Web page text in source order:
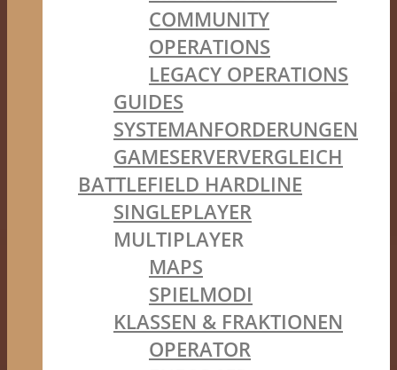
COMMUNITY
OPERATIONS
LEGACY OPERATIONS
GUIDES
SYSTEMANFORDERUNGEN
GAMESERVERVERGLEICH
BATTLEFIELD HARDLINE
SINGLEPLAYER
MULTIPLAYER
MAPS
SPIELMODI
KLASSEN & FRAKTIONEN
OPERATOR